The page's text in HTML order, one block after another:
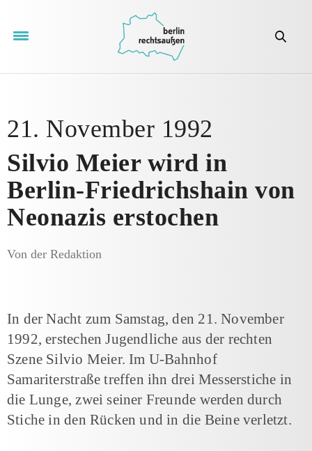
21. November 1992
Silvio Meier wird in
Berlin-Friedrichshain von
Neonazis erstochen
Von der Redaktion
In der Nacht zum Samstag, den 21. November
1992, erstechen Jugendliche aus der rechten
Szene Silvio Meier. Im U-Bahnhof
Samariterstraße treffen ihn drei Messerstiche in
die Lunge, zwei seiner Freunde werden durch
Stiche in den Rücken und in die Beine verletzt.